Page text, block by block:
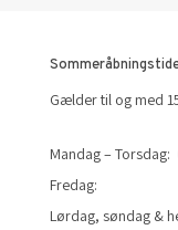
Gælder til og med
Mandag – Torsdag:
Fredag:
Lørdag, søndag &